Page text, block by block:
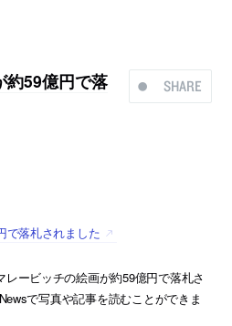
SHARE
約59億円で落
で落札されました
ービッチの絵画が約59億円で落札さ
で写真や記事を読むことができま